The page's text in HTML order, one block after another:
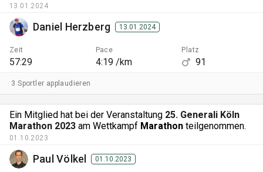
13.01.2024
Daniel Herzberg 13.01.2024
Zeit
57:29
Pace
4:19 /km
Platz
91
3 Sportler applaudieren
Ein Mitglied hat bei der Veranstaltung 25. Generali Köln
Marathon 2023 am Wettkampf Marathon teilgenommen.
01.10.2023
Paul Völkel 01.10.2023